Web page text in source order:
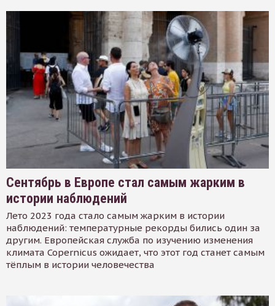
Сентябрь в Европе стал самым жарким в
истории наблюдений
Лето 2023 года стало самым жарким в истории
наблюдений: температурные рекорды бились один за
другим. Европейская служба по изучению изменения
климата Copernicus ожидает, что этот год станет самым
тёплым в истории человечества